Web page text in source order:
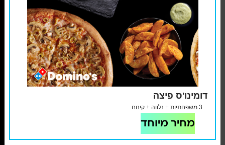
דומינו'ס פיצה
3 משפחתיות + נלווה + קינוח
מחיר מיוחד